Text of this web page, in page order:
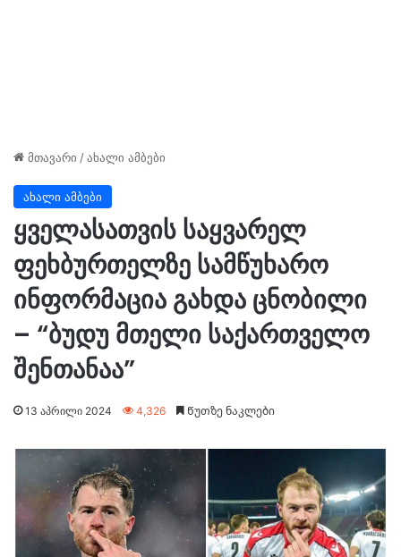
მთავარი /ახალი ამბები
ახალი ამბები
ყველასათვის საყვარელ
ფეხბურთელზე სამწუხარო
ინფორმაცია გახდა ცნობილი
– “ბუდუ მთელი საქართველო
შენთანაა”
13 აპრილი 2024 4,326 Წუთზე ნაკლები